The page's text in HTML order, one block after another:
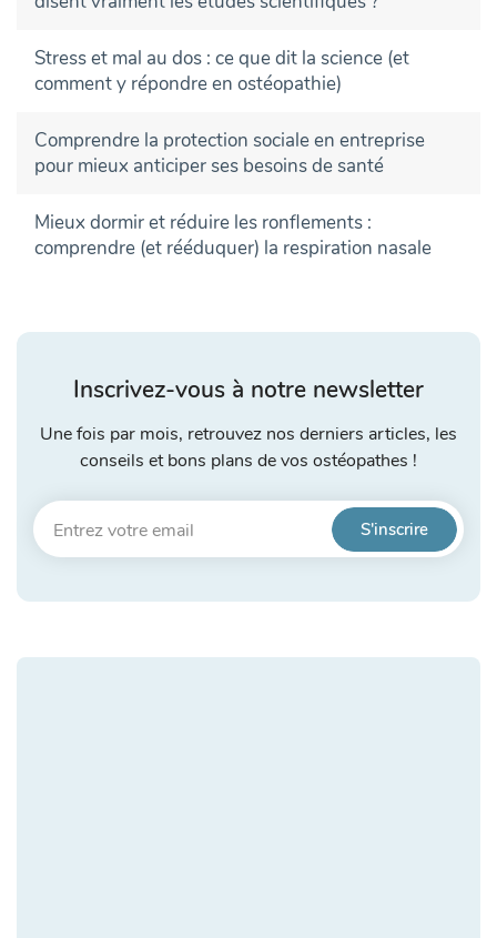
Stress et mal au dos : ce que dit la science (et
comment y répondre en ostéopathie)
Comprendre la protection sociale en entreprise
pour mieux anticiper ses besoins de santé
Mieux dormir et réduire les ronflements :
comprendre (et rééduquer) la respiration nasale
Inscrivez-vous à notre newsletter
Une fois par mois, retrouvez nos derniers articles, les
conseils et bons plans de vos ostéopathes !